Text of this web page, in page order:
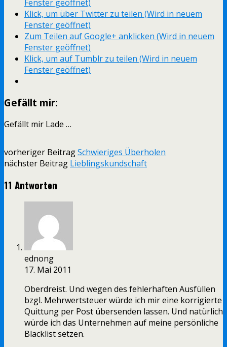
Fenster geöffnet)
Klick, um über Twitter zu teilen (Wird in neuem
Fenster geöffnet)
Zum Teilen auf Google+ anklicken (Wird in neuem
Fenster geöffnet)
Klick, um auf Tumblr zu teilen (Wird in neuem
Fenster geöffnet)
Gefällt mir:
Gefällt mir Lade …
vorheriger BeitragSchwieriges Überholen
nächster Beitrag Lieblingskundschaft
11 Antworten
ednong
17. Mai 2011
Oberdreist. Und wegen des fehlerhaften Ausfüllen
bzgl. Mehrwertsteuer würde ich mir eine korrigierte
Quittung per Post übersenden lassen. Und natürlich
würde ich das Unternehmen auf meine persönliche
Blacklist setzen.